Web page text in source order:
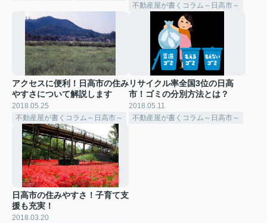
不動産屋が書くコラム～日高市～
アクセスに便利！日高市の住み
やすさについて解説します
2018.05.25
不動産屋が書くコラム～日高市～
リサイクル率全国3位の日高
市！ゴミの分別方法とは？
2018.05.11
不動産屋が書くコラム～日高市～
日高市の住みやすさ！子育て支
援も充実！
2018.03.20